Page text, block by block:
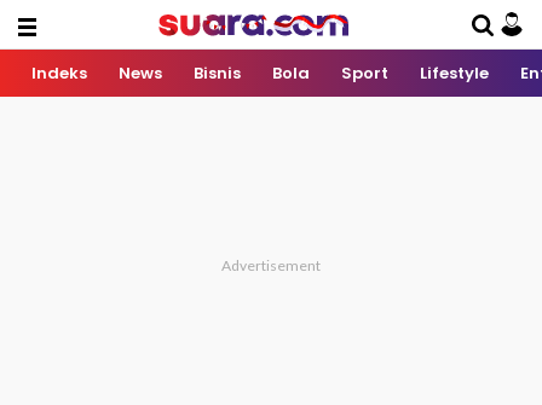
Indeks News Bisnis Bola Sport Lifestyle